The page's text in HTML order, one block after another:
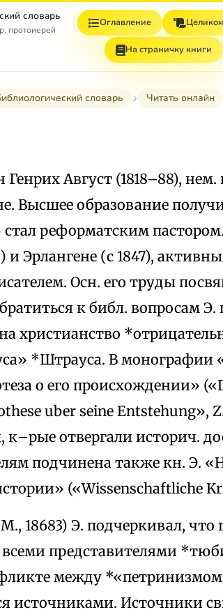
словарь
протоиерей
Оглавление Целиком
На страничку книги
словарь Читать онлайн
Август (1818–88),
Высшее образование
стал реформатским
и Эрлангене (с 1847),
Осн. его труды
к библ. вопросам
христианство
*Штрауса. В монографии
о его происхождении»
uber seine Entstehung»,
отвергали историч.
подчинена также кн. Э.
(«Wissenschaftliche
18683) Э. подчеркивал, что
представителями
между
источниками. Источники